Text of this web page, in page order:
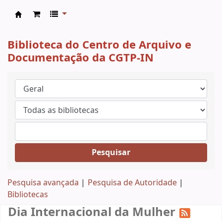
Biblioteca do Centro de Arquivo e
Documentação da CGTP-IN
Pesquisar
Pesquisa avançada
Pesquisa de Autoridade
Bibliotecas
Dia Internacional da Mulher